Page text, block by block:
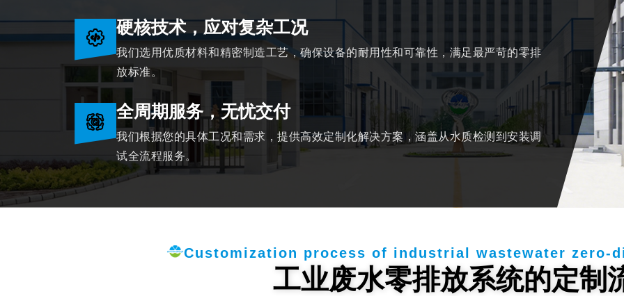
硬核技术，应对复杂工况
我们选用优质材料和精密制造工艺，确保设备的耐用性和可靠性，满足最严苛的零排
放标准。
全周期服务，无忧交付
我们根据您的具体工况和需求，提供高效定制化解决方案，涵盖从水质检测到安装调
试全流程服务。
Customization process of industrial wastewater zero-
工业废水零排放系统的定制